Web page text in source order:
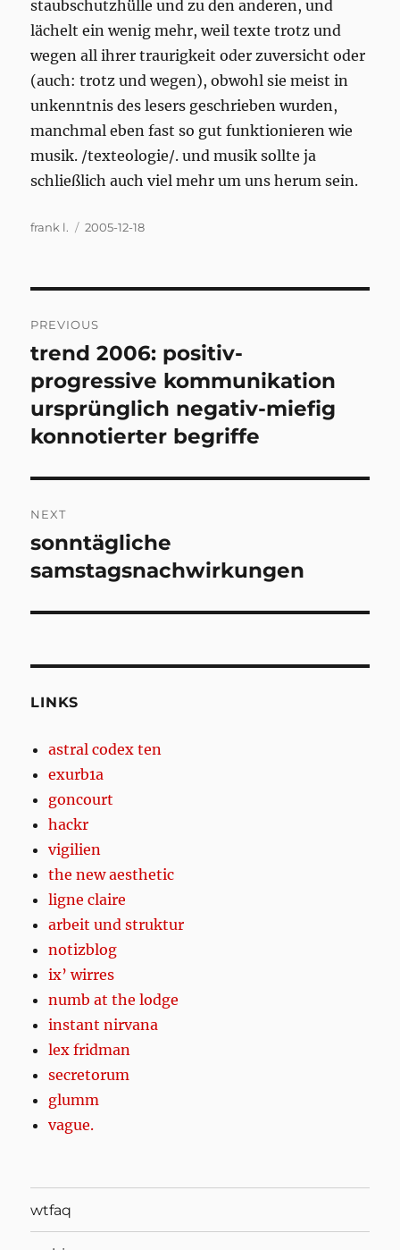
staubschutzhülle und zu den anderen, und
lächelt ein wenig mehr, weil texte trotz und
wegen all ihrer traurigkeit oder zuversicht oder
(auch: trotz und wegen), obwohl sie meist in
unkenntnis des lesers geschrieben wurden,
manchmal eben fast so gut funktionieren wie
musik. /texteologie/. und musik sollte ja
schließlich auch viel mehr um uns herum sein.
Author
frank l.
Posted
2005-12-18
navigation
PREVIOUS
Previous
post:
trend 2006: positiv-
progressive kommunikation
ursprünglich negativ-miefig
konnotierter begriffe
NEXT
Next
post:
sonntägliche
samstagsnachwirkungen
LINKS
astral codex ten
exurb1a
goncourt
hackr
vigilien
the new aesthetic
ligne claire
arbeit und struktur
notizblog
ix’ wirres
numb at the lodge
instant nirvana
lex fridman
secretorum
glumm
vague.
wtfaq